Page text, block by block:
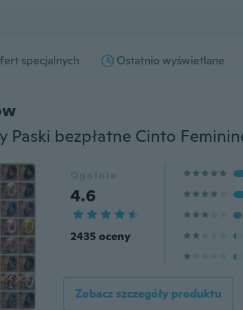
specjalnych Ostatnio wyświetlane
Ogólnie
4.6
2435 oceny
Zobacz szczegóły produktu